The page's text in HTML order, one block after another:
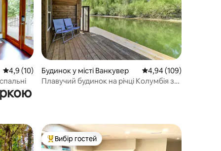
Середня оцінка: 4,9 з 5, відгуки: 10
4,9 (10)
Будинок у місті Ванкувер Середня оцінка: 4,94
4,94 (109)
Плавучий будинок на річці Колумбія з
Топ вибір гостей
Вибір гостей